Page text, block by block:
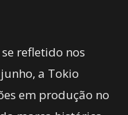
refletido nos
a Tokio
em produção no